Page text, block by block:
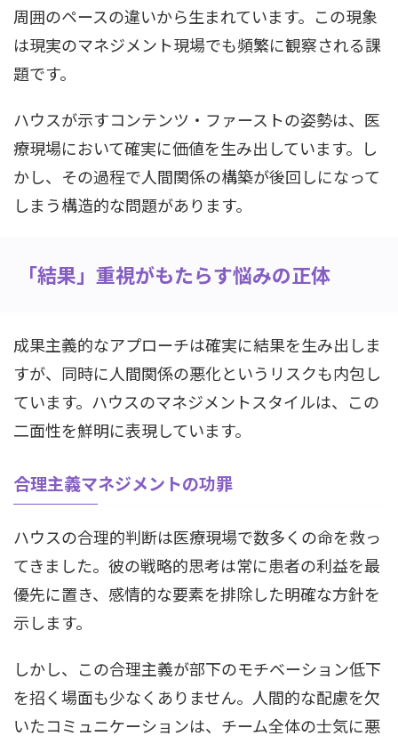
周囲のペースの違いから生まれています。この現象
は現実のマネジメント現場でも頻繁に観察される課
題です。
ハウスが示すコンテンツ・ファーストの姿勢は、医
療現場において確実に価値を生み出しています。し
かし、その過程で人間関係の構築が後回しになって
しまう構造的な問題があります。
「結果」重視がもたらす悩みの正体
成果主義的なアプローチは確実に結果を生み出しま
すが、同時に人間関係の悪化というリスクも内包し
ています。ハウスのマネジメントスタイルは、この
二面性を鮮明に表現しています。
合理主義マネジメントの功罪
ハウスの合理的判断は医療現場で数多くの命を救っ
てきました。彼の戦略的思考は常に患者の利益を最
優先に置き、感情的な要素を排除した明確な方針を
示します。
しかし、この合理主義が部下のモチベーション低下
を招く場面も少なくありません。人間的な配慮を欠
いたコミュニケーションは、チーム全体の士気に悪